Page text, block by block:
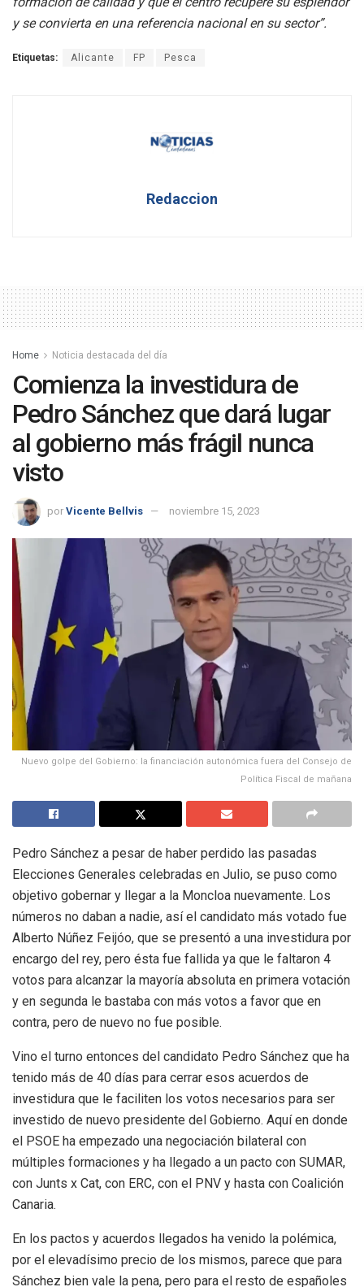
y se convierta en una referencia nacional en su sector”.
Etiquetas: Alicante FP Pesca
Redaccion
Home Noticia destacada del día
Comienza la investidura de
Pedro Sánchez que dará lugar
al gobierno más frágil nunca
visto
por Vicente Bellvis noviembre 15, 2023
Nuevo golpe del Gobierno: la financiación autonómica fuera del Consejo de
Política Fiscal de mañana
Pedro Sánchez a pesar de haber perdido las pasadas
Elecciones Generales celebradas en Julio, se puso como
objetivo gobernar y llegar a la Moncloa nuevamente. Los
números no daban a nadie, así el candidato más votado fue
Alberto Núñez Feijóo, que se presentó a una investidura por
encargo del rey, pero ésta fue fallida ya que le faltaron 4
votos para alcanzar la mayoría absoluta en primera votación
y en segunda le bastaba con más votos a favor que en
contra, pero de nuevo no fue posible.
Vino el turno entonces del candidato Pedro Sánchez que ha
tenido más de 40 días para cerrar esos acuerdos de
investidura que le faciliten los votos necesarios para ser
investido de nuevo presidente del Gobierno. Aquí en donde
el PSOE ha empezado una negociación bilateral con
múltiples formaciones y ha llegado a un pacto con SUMAR,
con Junts x Cat, con ERC, con el PNV y hasta con Coalición
Canaria.
En los pactos y acuerdos llegados ha venido la polémica,
por el elevadísimo precio de los mismos, parece que para
Sánchez bien vale la pena, pero para el resto de españoles